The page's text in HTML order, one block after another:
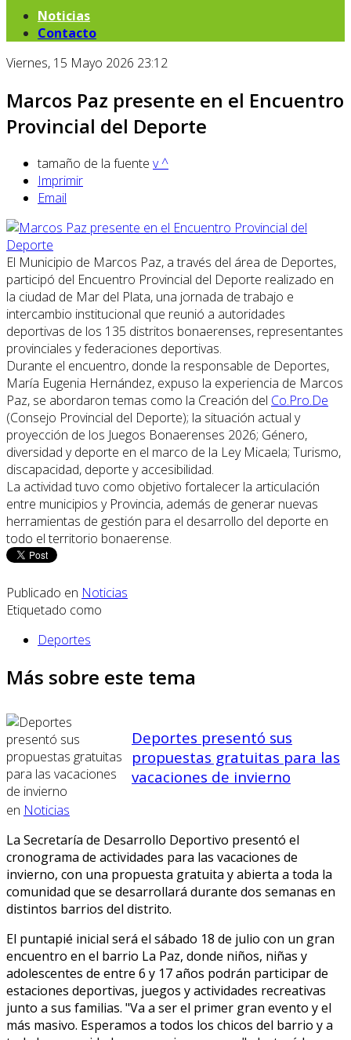
Noticias
Contacto
Viernes, 15 Mayo 2026 23:12
Marcos Paz presente en el Encuentro
Provincial del Deporte
tamaño de la fuente v^
Imprimir
Email
El Municipio de Marcos Paz, a través del área de Deportes,
participó del Encuentro Provincial del Deporte realizado en
la ciudad de Mar del Plata, una jornada de trabajo e
intercambio institucional que reunió a autoridades
deportivas de los 135 distritos bonaerenses, representantes
provinciales y federaciones deportivas.
Durante el encuentro, donde la responsable de Deportes,
María Eugenia Hernández, expuso la experiencia de Marcos
Paz, se abordaron temas como la Creación del Co.Pro.De
(Consejo Provincial del Deporte); la situación actual y
proyección de los Juegos Bonaerenses 2026; Género,
diversidad y deporte en el marco de la Ley Micaela; Turismo,
discapacidad, deporte y accesibilidad.
La actividad tuvo como objetivo fortalecer la articulación
entre municipios y Provincia, además de generar nuevas
herramientas de gestión para el desarrollo del deporte en
todo el territorio bonaerense.
Publicado en Noticias
Etiquetado como
Deportes
Más sobre este tema
Deportes presentó sus
propuestas gratuitas para las
vacaciones de invierno
en Noticias
La Secretaría de Desarrollo Deportivo presentó el
cronograma de actividades para las vacaciones de
invierno, con una propuesta gratuita y abierta a toda la
comunidad que se desarrollará durante dos semanas en
distintos barrios del distrito.
El puntapié inicial será el sábado 18 de julio con un gran
encuentro en el barrio La Paz, donde niños, niñas y
adolescentes de entre 6 y 17 años podrán participar de
estaciones deportivas, juegos y actividades recreativas
junto a sus familias. "Va a ser el primer gran evento y el
más masivo. Esperamos a todos los chicos del barrio y a